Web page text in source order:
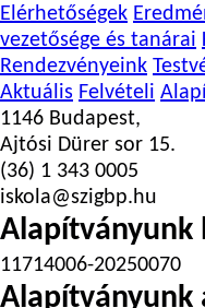
Elérhetőségek
vezetősége és tanárai
Rendezvényeink
Aktuális Felvételi
1146 Budapest,
Ajtósi Dürer sor 15.
(36) 1 343 0005
iskola@szigbp.hu
Alapítványunk
11714006-20250070
Alapítványunk